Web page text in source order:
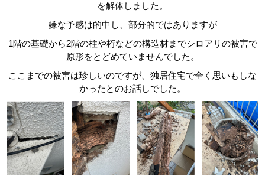
を解体しました。
嫌な予感は的中し、部分的ではありますが
1階の基礎から2階の柱や桁などの構造材までシロアリの被害で
原形をとどめていませんでした。
ここまでの被害は珍しいのですが、独居住宅で全く思いもしな
かったとのお話しでした。